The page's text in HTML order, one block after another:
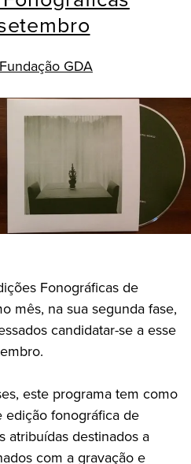
Fundação GDA
Fonográficas de
mês, na sua segunda fase,
candidatar-se a esse
este programa tem como
fonográfica de
atribuídas destinados a
com a gravação e